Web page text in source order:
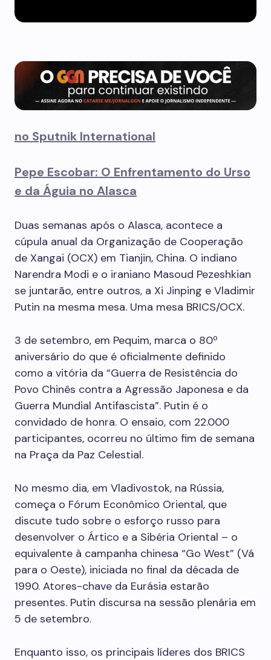
no Sputnik International
Pepe Escobar: O Enfrentamento do Urso
e da Águia no Alasca
Duas semanas após o Alasca, acontece a
cúpula anual da Organização de Cooperação
de Xangai (OCX) em Tianjin, China. O indiano
Narendra Modi e o iraniano Masoud Pezeshkian
se juntarão, entre outros, a Xi Jinping e Vladimir
Putin na mesma mesa. Uma mesa BRICS/OCX.
3 de setembro, em Pequim, marca o 80º
aniversário do que é oficialmente definido
como a vitória da “Guerra de Resistência do
Povo Chinês contra a Agressão Japonesa e da
Guerra Mundial Antifascista”. Putin é o
convidado de honra. O ensaio, com 22.000
participantes, ocorreu no último fim de semana
na Praça da Paz Celestial.
No mesmo dia, em Vladivostok, na Rússia,
começa o Fórum Econômico Oriental, que
discute tudo sobre o esforço russo para
desenvolver o Ártico e a Sibéria Oriental – o
equivalente à campanha chinesa “Go West” (Vá
para o Oeste), iniciada no final da década de
1990. Atores-chave da Eurásia estarão
presentes. Putin discursa na sessão plenária em
5 de setembro.
Enquanto isso, os principais líderes dos BRICS